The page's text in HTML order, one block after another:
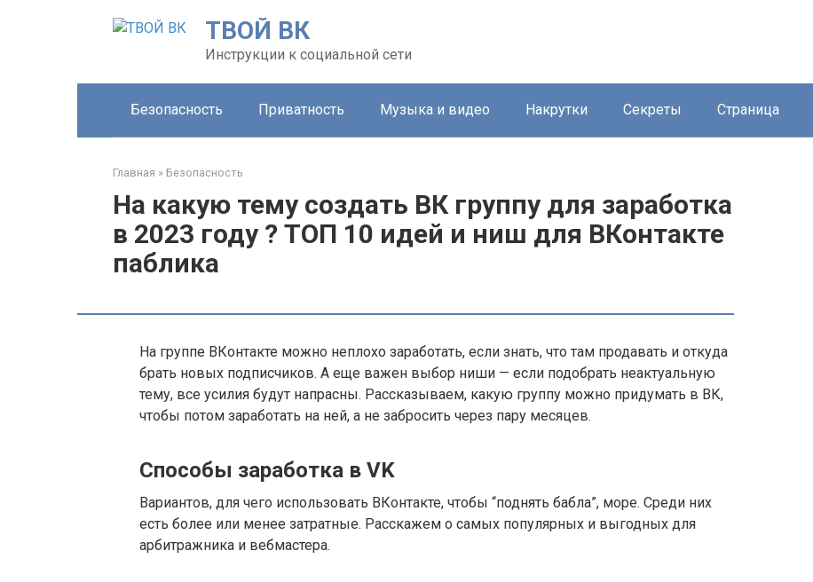
ТВОЙ ВК
Инструкции к социальной сети
Безопасность Приватность Музыка и видео Накрутки Секреты Страница
Главная » Безопасность
На какую тему создать ВК группу для заработка
в 2023 году ? ТОП 10 идей и ниш для ВКонтакте
паблика
На группе ВКонтакте можно неплохо заработать, если знать, что там продавать и откуда
брать новых подписчиков. А еще важен выбор ниши — если подобрать неактуальную
тему, все усилия будут напрасны. Рассказываем, какую группу можно придумать в ВК,
чтобы потом заработать на ней, а не забросить через пару месяцев.
Способы заработка в VK
Вариантов, для чего использовать ВКонтакте, чтобы “поднять бабла”, море. Среди них
есть более или менее затратные. Расскажем о самых популярных и выгодных для
арбитражника и вебмастера.